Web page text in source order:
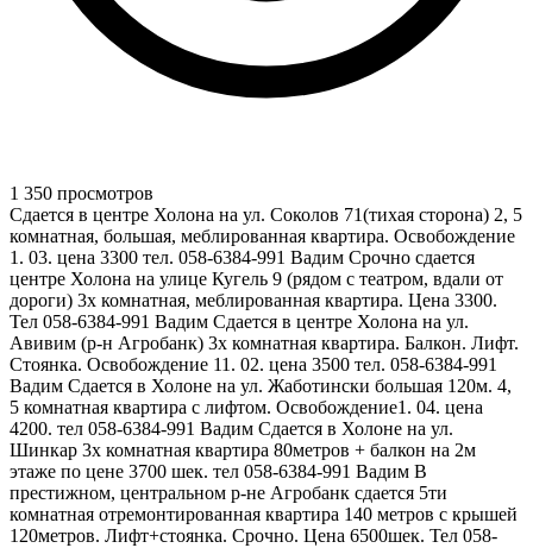
1 350 просмотров
Сдается в центре Холона на ул. Соколов 71(тихая сторона) 2, 5
комнатная, большая, меблированная квартира. Освобождение
1. 03. цена 3300 тел. 058-6384-991 Вадим Срочно сдается
центре Холона на улице Кугель 9 (рядом с театром, вдали от
дороги) 3х комнатная, меблированная квартира. Цена 3300.
Тел 058-6384-991 Вадим Сдается в центре Холона на ул.
Авивим (р-н Агробанк) 3х комнатная квартира. Балкон. Лифт.
Стоянка. Освобождение 11. 02. цена 3500 тел. 058-6384-991
Вадим Сдается в Холоне на ул. Жаботински большая 120м. 4,
5 комнатная квартира с лифтом. Освобождение1. 04. цена
4200. тел 058-6384-991 Вадим Сдается в Холоне на ул.
Шинкар 3х комнатная квартира 80метров + балкон на 2м
этаже по цене 3700 шек. тел 058-6384-991 Вадим В
престижном, центральном р-не Агробанк сдается 5ти
комнатная отремонтированная квартира 140 метров с крышей
120метров. Лифт+стоянка. Срочно. Цена 6500шек. Тел 058-